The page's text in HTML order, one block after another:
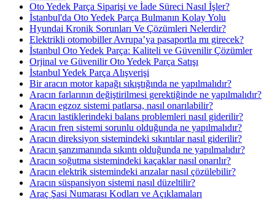
Oto Yedek Parça Siparişi ve İade Süreci Nasıl İşler?
İstanbul'da Oto Yedek Parça Bulmanın Kolay Yolu
Hyundai Kronik Sorunları Ve Çözümleri Nelerdir?
Elektrikli otomobiller Avrupa’ya pasaportla mı girecek?
İstanbul Oto Yedek Parça: Kaliteli ve Güvenilir Çözümler
Orjinal ve Güvenilir Oto Yedek Parça Satışı
İstanbul Yedek Parça Alışverişi
Bir aracın motor kapağı sıkıştığında ne yapılmalıdır?
Aracın farlarının değiştirilmesi gerektiğinde ne yapılmalıdır?
Aracın egzoz sistemi patlarsa, nasıl onarılabilir?
Aracın lastiklerindeki balans problemleri nasıl giderilir?
Aracın fren sistemi sorunlu olduğunda ne yapılmalıdır?
Aracın direksiyon sistemindeki sıkıntılar nasıl giderilir?
Aracın şanzımanında sıkıntı olduğunda ne yapılmalıdır?
Aracın soğutma sistemindeki kaçaklar nasıl onarılır?
Aracın elektrik sistemindeki arızalar nasıl çözülebilir?
Aracın süspansiyon sistemi nasıl düzeltilir?
Araç Şasi Numarası Kodları ve Açıklamaları